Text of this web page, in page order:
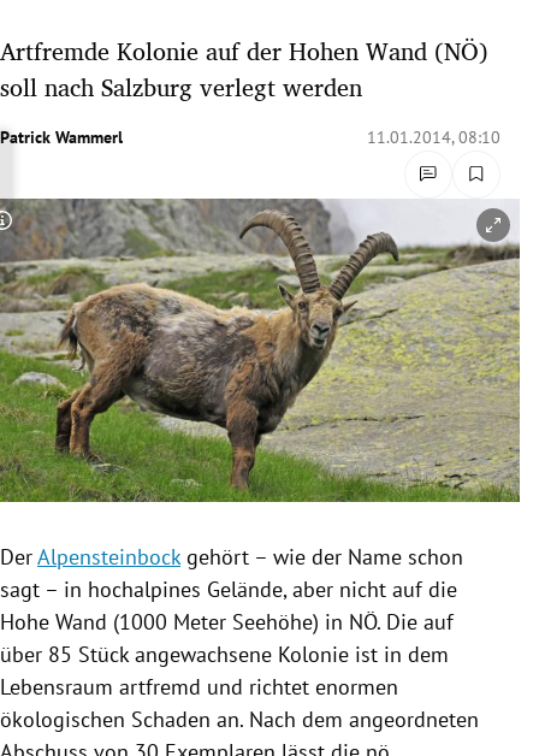
Untermenü
Untermenü
Untermenü
Untermenü
Untermenü
Untermenü
Untermenü
Untermenü
Untermenü
Untermenü
Artfremde Kolonie auf der Hohen Wand (NÖ)
soll nach Salzburg verlegt werden
Patrick Wammerl 11.01.2014, 08:10
Copyright-Hinweis öffnen/schließen
DerAlpensteinbockgehört – wie der Name schon
sagt – in hochalpines Gelände, aber nicht auf die
Hohe Wand (1000 Meter Seehöhe) in NÖ. Die auf
über 85 Stück angewachsene Kolonie ist in dem
Lebensraum artfremd und richtet enormen
ökologischen Schaden an. Nach dem angeordneten